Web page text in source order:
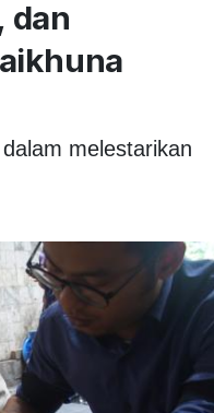
dan
melestarikan